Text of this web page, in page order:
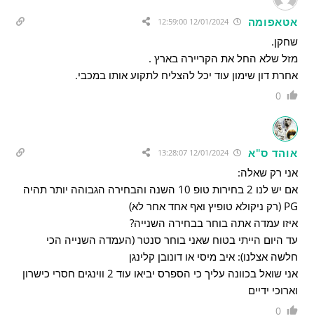
אטאפומה 12/01/2024 12:59:00
שחקן.
מזל שלא החל את הקריירה בארץ .
אחרת דון שימון עוד יכל להצליח לתקוע אותו במכבי.
0
אוהד ס"א 12/01/2024 13:28:07
אני רק שאלה:
אם יש לנו 2 בחירות טופ 10 השנה והבחירה הגבוהה יותר תהיה
PG (רק ניקולא טופיץ ואף אחד אחר לא)
איזו עמדה אתה בוחר בבחירה השנייה?
עד היום הייתי בטוח שאני בוחר סנטר (העמדה השנייה הכי
חלשה אצלנו): איב מיסי או דונובן קלינגן
אני שואל בכוונה עליך כי הספרס יביאו עוד 2 ווינגים חסרי כישרון
וארוכי ידיים
0